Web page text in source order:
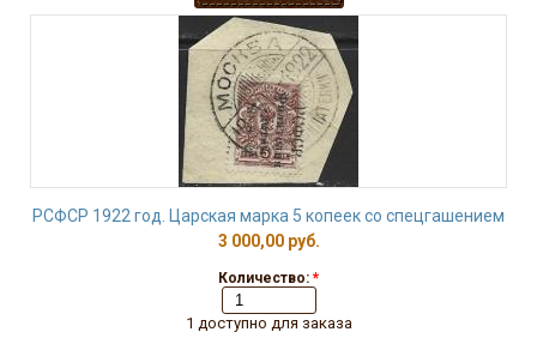
РСФСР 1922 год. Царская марка 5 копеек со спецгашением
3 000,00 руб.
Количество: *
1 доступно для заказа